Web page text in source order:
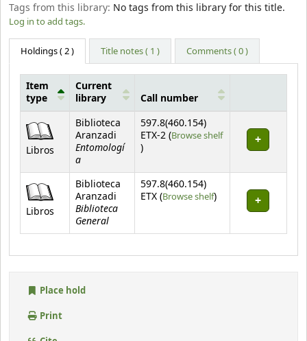
Tags from this library: No tags from this library for this title.
Log in to add tags.
Holdings( 2 ) Title notes ( 1 ) Comments ( 0 )
Holdings
Item
type
Current
library
Call number
Libros
Biblioteca
Aranzadi
Entomologí
a
597.8(460.154)
ETX-2 (Browse shelf
(Opens below)
)
Libros
Biblioteca
Aranzadi
Biblioteca
General
597.8(460.154)
ETX (Browse shelf(Opens below)
)
Place hold
Print